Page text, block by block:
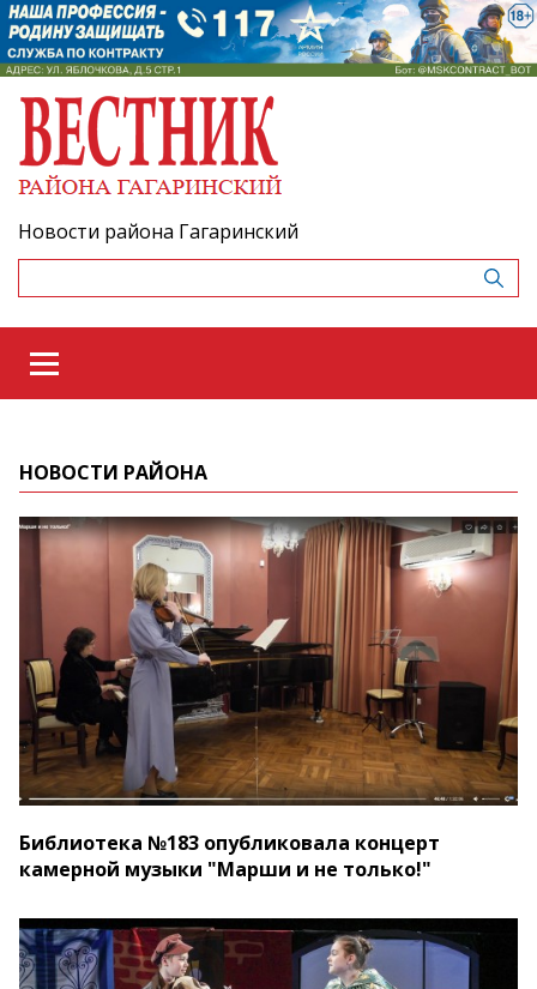
Новости района Гагаринский
НОВОСТИ РАЙОНА
Библиотека №183 опубликовала концерт
камерной музыки "Марши и не только!"